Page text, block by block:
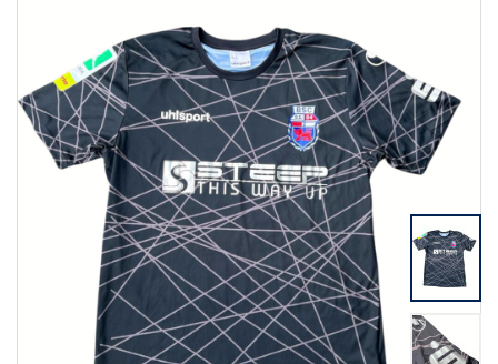
FANARTIKEL
DAUERKARTEN
MITGLIED WERDEN!
HOMEPAGE